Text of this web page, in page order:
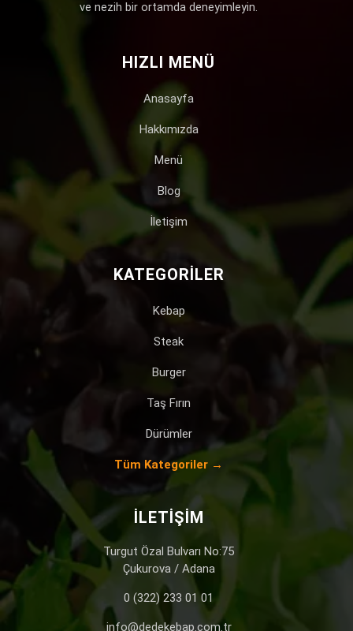
ve nezih bir ortamda deneyimleyin.
HIZLI MENÜ
Anasayfa
Hakkımızda
Menü
Blog
İletişim
KATEGORILER
Kebap
Steak
Burger
Taş Fırın
Dürümler
Tüm Kategoriler →
İLETIŞIM
Turgut Özal Bulvarı No:75
Çukurova / Adana
0 (322) 233 01 01
info@dedekebap.com.tr